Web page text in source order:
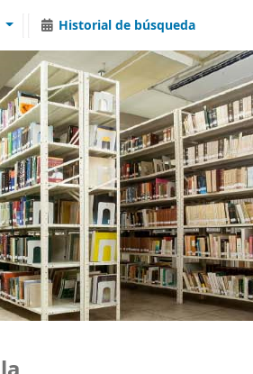
Historial de búsqueda